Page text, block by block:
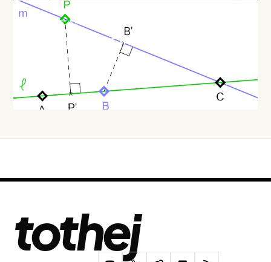
HACKER NEWS
두 점만 지나는 직선은 반드시 있다: 실베스터–갈라이 정리와 극
오늘 · 43 READS
tothej